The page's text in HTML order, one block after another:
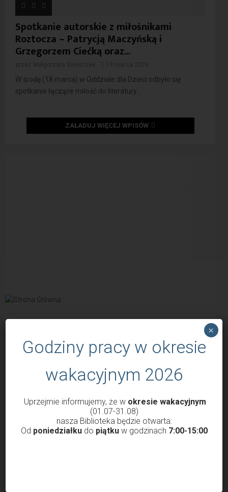
Spotkanie autorskie z miłośnikami
Roztocza – Patrycją Maczyńską i
Grzegorzem Ciećką oraz...
W środę (18 marca) w Oddziale dla Dzieci odbyło się
spotkanie łączące miłość do literatury...
ZAŁADUJ WIĘCEJ WPISÓW
Godziny pracy w okresie
wakacyjnym 2026
Uprzejmie informujemy, że w okresie wakacyjnym
(01.07-31.08)
nasza Biblioteka będzie otwarta:
Od poniedziałkudo piątkuw godzinach 7:00-15:00
×